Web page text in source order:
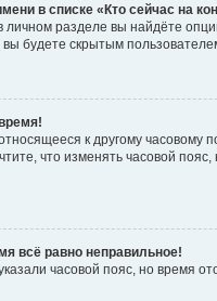
в списке «Кто сейчас на
личном разделе вы найдёте
будете скрытым
к другому часовому
что изменять часовой
всё равно неправильное!
часовой пояс, но время